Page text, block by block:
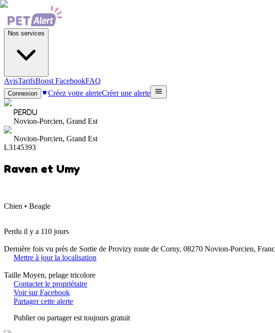
Nos services
AvisTarifsBoost FacebookFAQ
Connexion Créez votre alerteCréer une alerte
PERDU
Novion-Porcien, Grand Est
Novion-Porcien, Grand Est
L3145393
Raven et Umy
Chien • Beagle
Perdu il y a 110 jours
Dernière fois vu près de Sortie de Provizy route de Corny, 08270 Novion-Porcien,
Mettre à jour la localisation
Taille Moyen, pelage tricolore
Contacter le propriétaire
Voir sur Facebook
Partager cette alerte
Publier ou partager est toujours gratuit